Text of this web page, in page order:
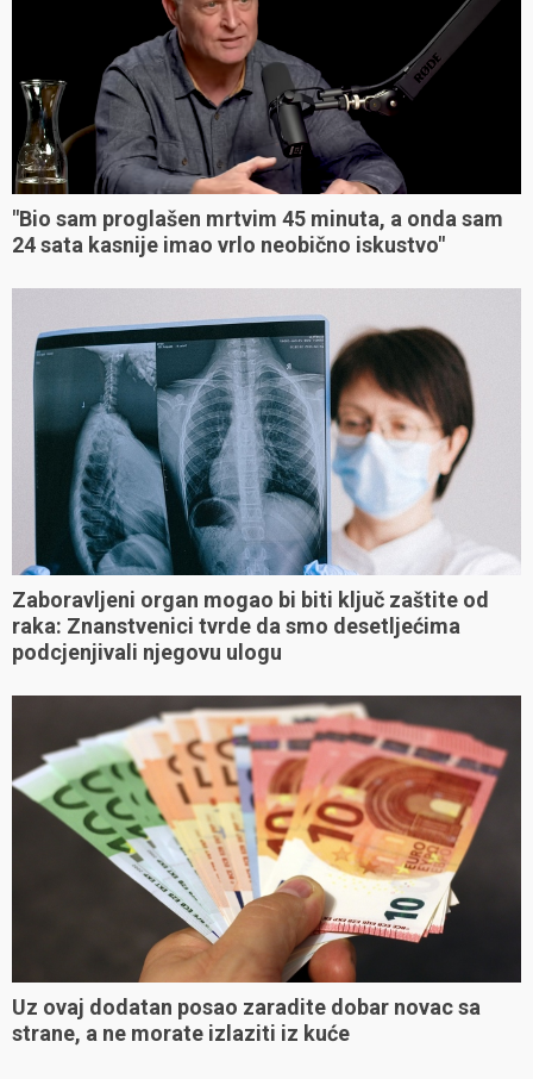
"Bio sam proglašen mrtvim 45 minuta, a onda sam
24 sata kasnije imao vrlo neobično iskustvo"
Zaboravljeni organ mogao bi biti ključ zaštite od
raka: Znanstvenici tvrde da smo desetljećima
podcjenjivali njegovu ulogu
Uz ovaj dodatan posao zaradite dobar novac sa
strane, a ne morate izlaziti iz kuće